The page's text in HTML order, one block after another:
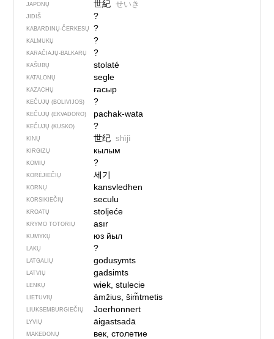
JAPONŲ 世紀 せいき
JIDIŠ ?
KABARDINŲ-ČERKESŲ ?
KALMUKŲ ?
KARAČIAJŲ-BALKARŲ ?
KAŠUBŲ stolaté
KATALONŲ segle
KAZACHŲ ғасыр
KEČUJŲ (BOLIVIJOS) ?
KEČUJŲ (EKVADORO) pachak-wata
KEČUJŲ (KUSKO) ?
KINŲ 世纪 shìjì
KIRGIZŲ кылым
KOMIŲ ?
KORĖJIEČIŲ 세기
KORNŲ kansvledhen
KORSIKIEČIŲ seculu
KROATŲ stoljeće
KRYMO TOTORIŲ asır
KUMYKŲ юз йыл
LAKŲ ?
LATGALIŲ godusymts
LATVIŲ gadsimts
LENKŲ wiek, stulecie
LIETUVIŲ ámžius, šim̃tmetis
LIUKSEMBURGIEČIŲ Joerhonnert
LYVIŲ āigastsadā
MAKEDONŲ век, столетие